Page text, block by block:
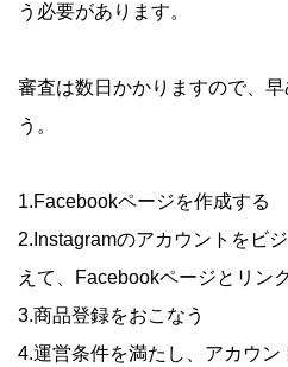
う必要があります。
審査は数日かかりますので、
う。
1.Facebookページを作成する
2.Instagramのアカウントをビ
えて、Facebookページとリン
3.商品登録をおこなう
4.運営条件を満たし、アカウン